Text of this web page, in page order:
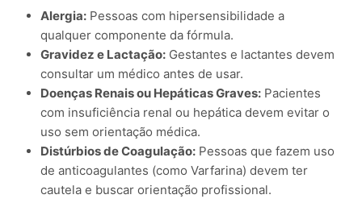
Alergia: Pessoas com hipersensibilidade a
qualquer componente da fórmula.
Gravidez e Lactação: Gestantes e lactantes devem
consultar um médico antes de usar.
Doenças Renais ou Hepáticas Graves: Pacientes
com insuficiência renal ou hepática devem evitar o
uso sem orientação médica.
Distúrbios de Coagulação: Pessoas que fazem uso
de anticoagulantes (como Varfarina) devem ter
cautela e buscar orientação profissional.